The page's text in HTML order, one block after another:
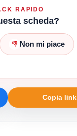
RAPIDO
scheda?
👎 Non mi piace
Copia link